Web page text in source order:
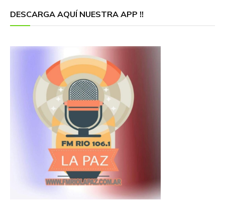
DESCARGA AQUÍ NUESTRA APP !!